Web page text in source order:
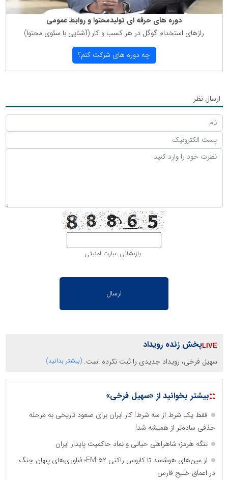
دوره های حرفه ای تولیدمحتوا و روابط عمومی
رازهای استخدام گوگل در هر كسب و كار (آشنایی با سئوی محتوا)
چه دوره های شركت كنم؟
ارسال نظر
بازنشانی عبارت امنیتی
پخش زنده رویداد
سهیل فرخی، رویداد جدیدی را ثبت نکرده است. (بیشتر بدانید)
::بیشتر بخوانید از «سهیل فرخی»
فقط یک شرط از سه شرط! کار ایران برای صعود تاریخی به مرحله
حذفی ساده‌تر از همیشه شد!
تنگه هرمز؛ شاهراهی حیاتی و نماد حاکمیت پایدار ایران
از مین‌های هوشمند تا کابوس راکتی EM-۵۲؛ فناوری‌های پنهان جنگ
در اعماق خلیج فارس